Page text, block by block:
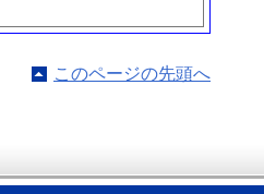
このページの先頭へ